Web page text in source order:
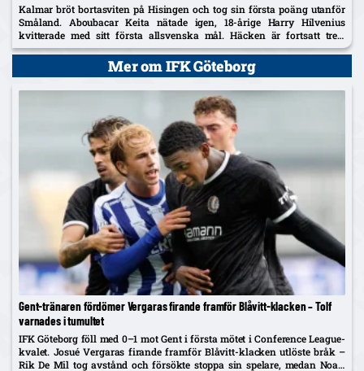
Kalmar bröt bortasviten på Hisingen och tog sin första poäng utanför
Småland. Aboubacar Keita nätade igen, 18-årige Harry Hilvenius
kvitterade med sitt första allsvenska mål. Häcken är fortsatt trea,
Kalmar kliver upp på tionde plats.
Mer om IFK Göteborg
Gent-tränaren fördömer Vergaras firande framför Blåvitt-klacken – Tolf
varnades i tumultet
IFK Göteborg föll med 0–1 mot Gent i första mötet i Conference League-
kvalet. Josué Vergaras firande framför Blåvitt-klacken utlöste bråk –
Rik De Mil tog avstånd och försökte stoppa sin spelare, medan Noah